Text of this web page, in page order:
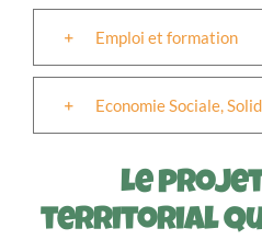
Emploi et formation
Economie Sociale,
Le
territorial